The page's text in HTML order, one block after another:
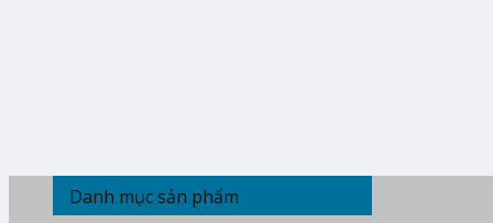
Danh mục sản phẩm